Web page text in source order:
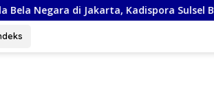
Kadispora Sulsel Beri Apresiasi